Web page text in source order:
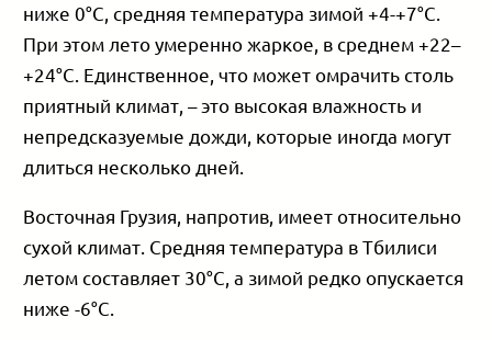
ниже 0°С, средняя температура зимой +4-+7°С.
При этом лето умеренно жаркое, в среднем +22–
+24°С. Единственное, что может омрачить столь
приятный климат, – это высокая влажность и
непредсказуемые дожди, которые иногда могут
длиться несколько дней.
Восточная Грузия, напротив, имеет относительно
сухой климат. Средняя температура в Тбилиси
летом составляет 30°С, а зимой редко опускается
ниже -6°С.